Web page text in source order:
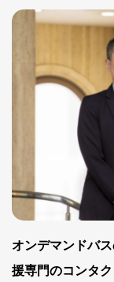
オンデマンドバ
援専門のコンタ